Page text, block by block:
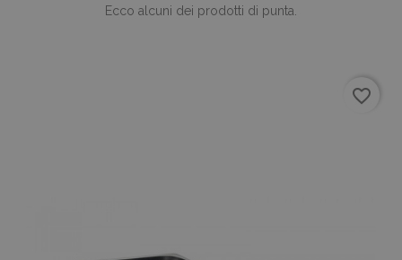
Ecco alcuni dei prodotti di punta.
favorite_border